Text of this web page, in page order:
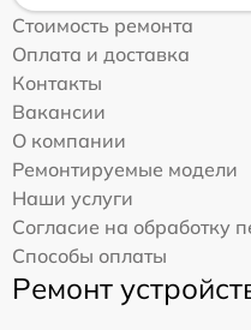
Стоимость ремонта
Оплата и доставка
Контакты
Вакансии
О компании
Ремонтируемые модели
Наши услуги
Согласие на обработку
Способы оплаты
Ремонт